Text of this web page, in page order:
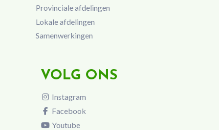
Provinciale afdelingen
Lokale afdelingen
Samenwerkingen
VOLG ONS
Instagram
Facebook
Youtube